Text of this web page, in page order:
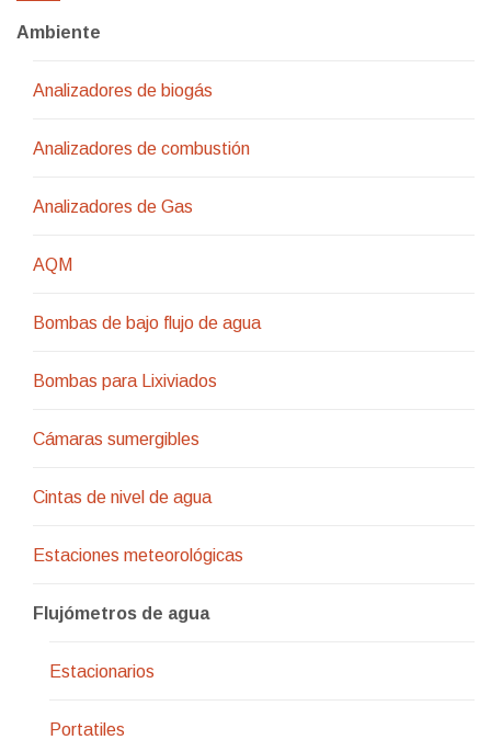
Ambiente
Analizadores de biogás
Analizadores de combustión
Analizadores de Gas
AQM
Bombas de bajo flujo de agua
Bombas para Lixiviados
Cámaras sumergibles
Cintas de nivel de agua
Estaciones meteorológicas
Flujómetros de agua
Estacionarios
Portatiles